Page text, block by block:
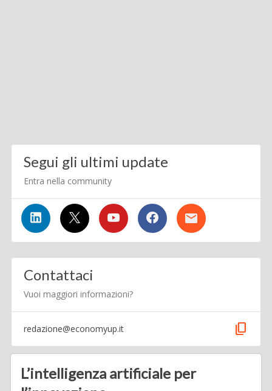
Segui gli ultimi update
Entra nella community
Contattaci
Vuoi maggiori informazioni?
redazione@economyup.it content_copy
L’intelligenza artificiale per